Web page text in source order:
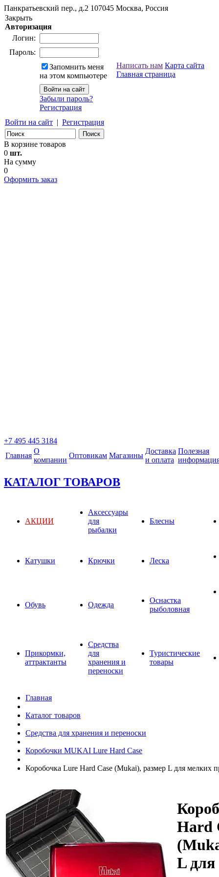
Панкратьевский пер., д.2 107045 Москва, Россия
Закрыть
Авторизация
Логин:
Пароль:
Запомнить меня
на этом компьютере
Забыли пароль?
Регистрация
Войти на сайт | Регистрация
Написать нам Карта сайта
Главная страница
В корзине товаров
0 шт.
На сумму
0
Оформить заказ
+7 495 445 3184
Главная
О
компании
Оптовикам Магазины
Доставка
и оплата
Полезная
КАТАЛОГ ТОВАРОВ
АКЦИИ
Аксессуары
для
рыбалки
Блесны
Катушки Крючки Леска
Обувь Одежда
Оснастка
рыболовная
Прикормки,
аттрактанты
Средства
для
хранения и
переноски
Туристические
товары
Главная
Каталог товаров
Средства для хранения и переноски
Коробочки MUKAI Lure Hard Case
Коробочка Lure Hard Case (Mukai), размер L для мелких
Hard
L